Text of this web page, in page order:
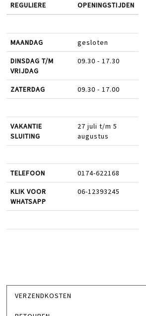
REGULIERE OPENINGSTIJDEN
MAANDAG gesloten
DINSDAG T/M
VRIJDAG
09.30 - 17.30
ZATERDAG 09.30 - 17.00
VAKANTIE
SLUITING
27 juli t/m 5
augustus
TELEFOON 0174-622168
KLIK VOOR
WHATSAPP
06-12393245
VERZENDKOSTEN